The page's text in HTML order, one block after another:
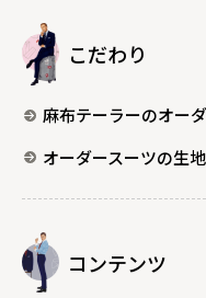
こだわり
麻布テーラーのオー
オーダースーツの生地
コンテンツ